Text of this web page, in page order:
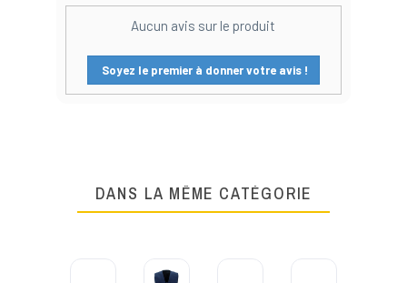
Aucun avis sur le produit
Soyez le premier à donner votre avis !
DANS LA MÊME CATÉGORIE